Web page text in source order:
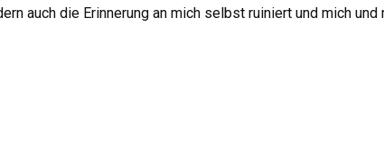
auch die Erinnerung an mich selbst ruiniert und mich